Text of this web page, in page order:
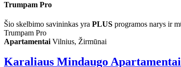
Trumpam Pro
Šio skelbimo savininkas yra PLUS programos narys ir
Trumpam Pro
Apartamentai Vilnius, Žirmūnai
Karaliaus Mindaugo Apartamentai